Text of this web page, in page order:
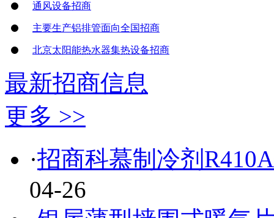
通风设备招商
主要生产铝排管面向全国招商
北京太阳能热水器集热设备招商
最新招商信息
更多 >>
·招商科慕制冷剂
04-26